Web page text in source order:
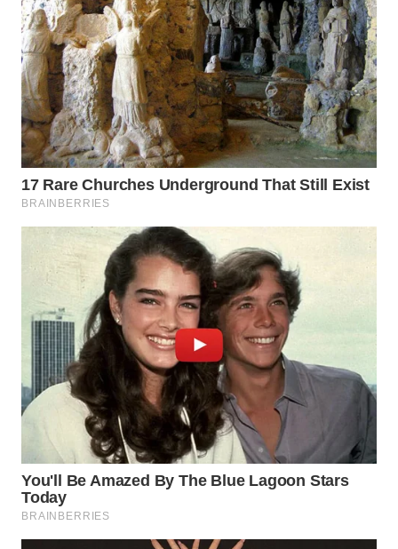
WN
LABUHANBATU
WN
TAPANULI
TENGAH
SERDANG
TEBING
TINGGI
WN
PAKPAK
WN
KARAWANG
WN
BEKASI
WN
BOGOR